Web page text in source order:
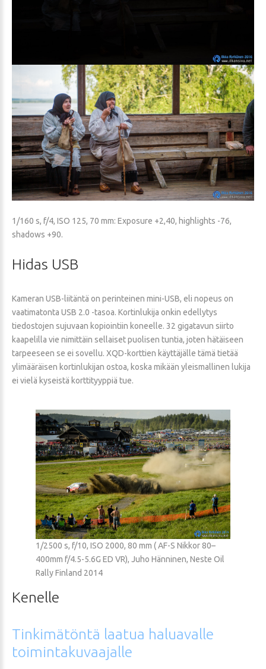
1/160 s, f/4, ISO 125, 70 mm: Exposure +2,40, highlights -76,
shadows +90.
Hidas USB
Kameran USB-liitäntä on perinteinen mini-USB, eli nopeus on
vaatimatonta USB 2.0 -tasoa. Kortinlukija onkin edellytys
tiedostojen sujuvaan kopiointiin koneelle. 32 gigatavun siirto
kaapelilla vie nimittäin sellaiset puolisen tuntia, joten hätäiseen
tarpeeseen se ei sovellu. XQD-korttien käyttäjälle tämä tietää
ylimääräisen kortinlukijan ostoa, koska mikään yleismallinen lukija
ei vielä kyseistä korttityyppiä tue.
1/2500 s, f/10, ISO 2000, 80 mm ( AF-S Nikkor 80–
400mm f/4.5-5.6G ED VR), Juho Hänninen, Neste Oil
Rally Finland 2014
Kenelle
Tinkimätöntä laatua haluavalle
toimintakuvaajalle